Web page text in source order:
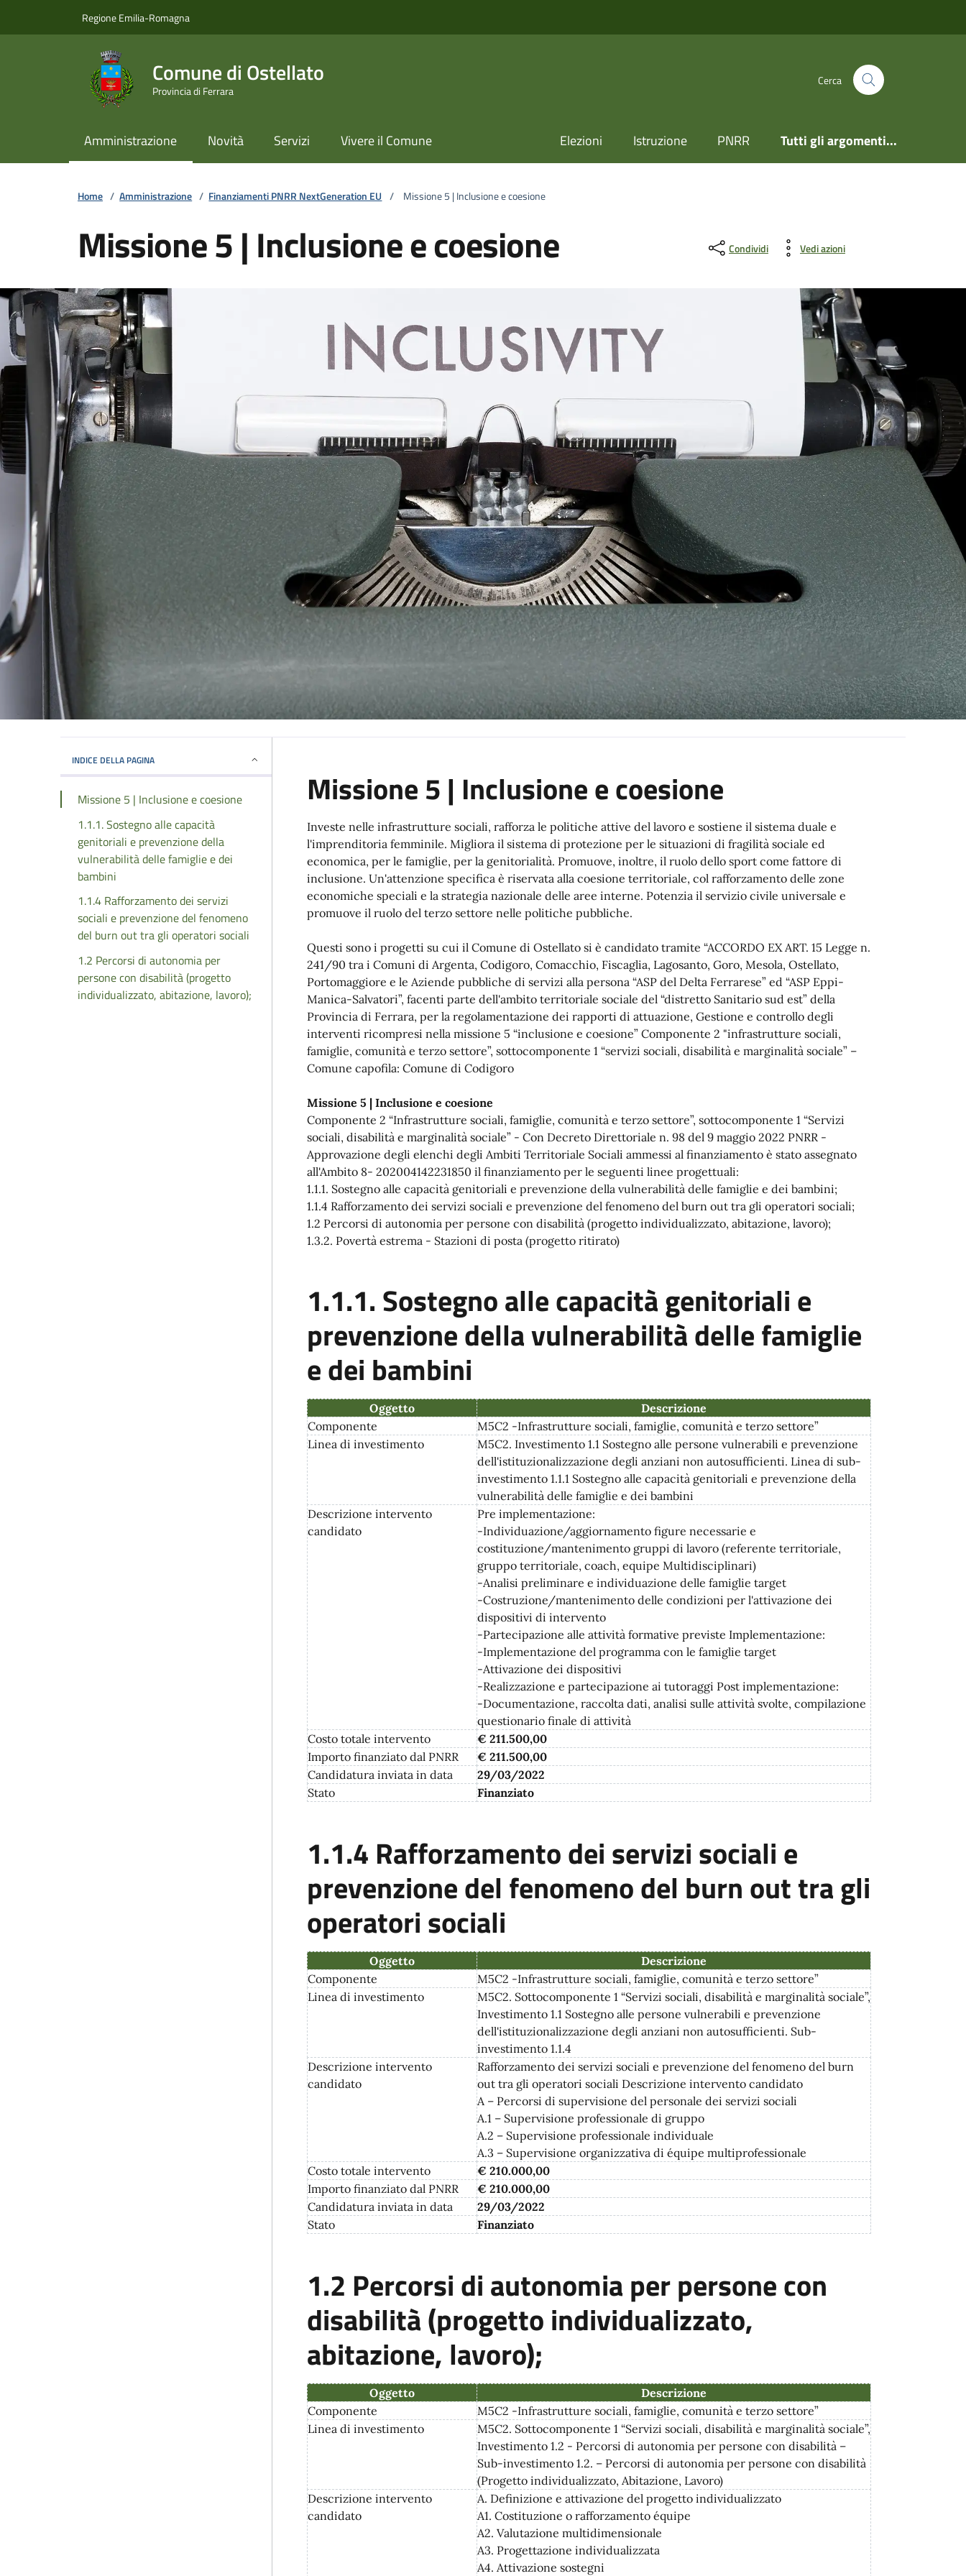
Regione Emilia-Romagna
Comune di Ostellato
Provincia di Ferrara
Cerca
Amministrazione Novità Servizi Vivere il Comune Elezioni Istruzione PNRR Tutti gli argomenti...
Home / Amministrazione / Finanziamenti PNRR NextGeneration EU / Missione 5 | Inclusione e coesione
Missione 5 | Inclusione e coesione Condividi Vedi azioni
INDICE DELLA PAGINA
Missione 5 | Inclusione e coesione
1.1.1. Sostegno alle capacità
genitoriali e prevenzione della
vulnerabilità delle famiglie e dei
bambini
1.1.4 Rafforzamento dei servizi
sociali e prevenzione del fenomeno
del burn out tra gli operatori sociali
1.2 Percorsi di autonomia per
persone con disabilità (progetto
individualizzato, abitazione, lavoro);
Missione 5 | Inclusione e coesione
Investe nelle infrastrutture sociali, rafforza le politiche attive del lavoro e sostiene il sistema duale e
l'imprenditoria femminile. Migliora il sistema di protezione per le situazioni di fragilità sociale ed
economica, per le famiglie, per la genitorialità. Promuove, inoltre, il ruolo dello sport come fattore di
inclusione. Un'attenzione specifica è riservata alla coesione territoriale, col rafforzamento delle zone
economiche speciali e la strategia nazionale delle aree interne. Potenzia il servizio civile universale e
promuove il ruolo del terzo settore nelle politiche pubbliche.
Questi sono i progetti su cui il Comune di Ostellato si è candidato tramite “ACCORDO EX ART. 15 Legge n.
241/90 tra i Comuni di Argenta, Codigoro, Comacchio, Fiscaglia, Lagosanto, Goro, Mesola, Ostellato,
Portomaggiore e le Aziende pubbliche di servizi alla persona “ASP del Delta Ferrarese” ed “ASP Eppi-
Manica-Salvatori”, facenti parte dell'ambito territoriale sociale del “distretto Sanitario sud est” della
Provincia di Ferrara, per la regolamentazione dei rapporti di attuazione, Gestione e controllo degli
interventi ricompresi nella missione 5 “inclusione e coesione” Componente 2 "infrastrutture sociali,
famiglie, comunità e terzo settore”, sottocomponente 1 “servizi sociali, disabilità e marginalità sociale” –
Comune capofila: Comune di Codigoro
Missione 5 | Inclusione e coesione
Componente 2 “Infrastrutture sociali, famiglie, comunità e terzo settore”, sottocomponente 1 “Servizi
sociali, disabilità e marginalità sociale” - Con Decreto Direttoriale n. 98 del 9 maggio 2022 PNRR -
Approvazione degli elenchi degli Ambiti Territoriale Sociali ammessi al finanziamento è stato assegnato
all'Ambito 8- 202004142231850 il finanziamento per le seguenti linee progettuali:
1.1.1. Sostegno alle capacità genitoriali e prevenzione della vulnerabilità delle famiglie e dei bambini;
1.1.4 Rafforzamento dei servizi sociali e prevenzione del fenomeno del burn out tra gli operatori sociali;
1.2 Percorsi di autonomia per persone con disabilità (progetto individualizzato, abitazione, lavoro);
1.3.2. Povertà estrema - Stazioni di posta (progetto ritirato)
1.1.1. Sostegno alle capacità genitoriali e
prevenzione della vulnerabilità delle famiglie
e dei bambini
Oggetto
Descrizione
Componente
M5C2 -Infrastrutture sociali, famiglie, comunità e terzo settore”
Linea di investimento
M5C2. Investimento 1.1 Sostegno alle persone vulnerabili e prevenzione
dell'istituzionalizzazione degli anziani non autosufficienti. Linea di sub-
investimento 1.1.1 Sostegno alle capacità genitoriali e prevenzione della
vulnerabilità delle famiglie e dei bambini
Descrizione intervento
candidato
Pre implementazione:
-Individuazione/aggiornamento figure necessarie e
costituzione/mantenimento gruppi di lavoro (referente territoriale,
gruppo territoriale, coach, equipe Multidisciplinari)
-Analisi preliminare e individuazione delle famiglie target
-Costruzione/mantenimento delle condizioni per l'attivazione dei
dispositivi di intervento
-Partecipazione alle attività formative previste Implementazione:
-Implementazione del programma con le famiglie target
-Attivazione dei dispositivi
-Realizzazione e partecipazione ai tutoraggi Post implementazione:
-Documentazione, raccolta dati, analisi sulle attività svolte, compilazione
questionario finale di attività
Costo totale intervento
€ 211.500,00
Importo finanziato dal PNRR
€ 211.500,00
Candidatura inviata in data
29/03/2022
Stato
Finanziato
1.1.4 Rafforzamento dei servizi sociali e
prevenzione del fenomeno del burn out tra gli
operatori sociali
Oggetto
Descrizione
Componente
M5C2 -Infrastrutture sociali, famiglie, comunità e terzo settore”
Linea di investimento
M5C2. Sottocomponente 1 “Servizi sociali, disabilità e marginalità sociale”,
Investimento 1.1 Sostegno alle persone vulnerabili e prevenzione
dell'istituzionalizzazione degli anziani non autosufficienti. Sub-
investimento 1.1.4
Descrizione intervento
candidato
Rafforzamento dei servizi sociali e prevenzione del fenomeno del burn
out tra gli operatori sociali Descrizione intervento candidato
A – Percorsi di supervisione del personale dei servizi sociali
A.1 – Supervisione professionale di gruppo
A.2 – Supervisione professionale individuale
A.3 – Supervisione organizzativa di équipe multiprofessionale
Costo totale intervento
€ 210.000,00
Importo finanziato dal PNRR
€ 210.000,00
Candidatura inviata in data
29/03/2022
Stato
Finanziato
1.2 Percorsi di autonomia per persone con
disabilità (progetto individualizzato,
abitazione, lavoro);
Oggetto
Descrizione
Componente
M5C2 -Infrastrutture sociali, famiglie, comunità e terzo settore”
Linea di investimento
M5C2. Sottocomponente 1 “Servizi sociali, disabilità e marginalità sociale”,
Investimento 1.2 - Percorsi di autonomia per persone con disabilità –
Sub-investimento 1.2. – Percorsi di autonomia per persone con disabilità
(Progetto individualizzato, Abitazione, Lavoro)
Descrizione intervento
candidato
A. Definizione e attivazione del progetto individualizzato
A1. Costituzione o rafforzamento équipe
A2. Valutazione multidimensionale
A3. Progettazione individualizzata
A4. Attivazione sostegni